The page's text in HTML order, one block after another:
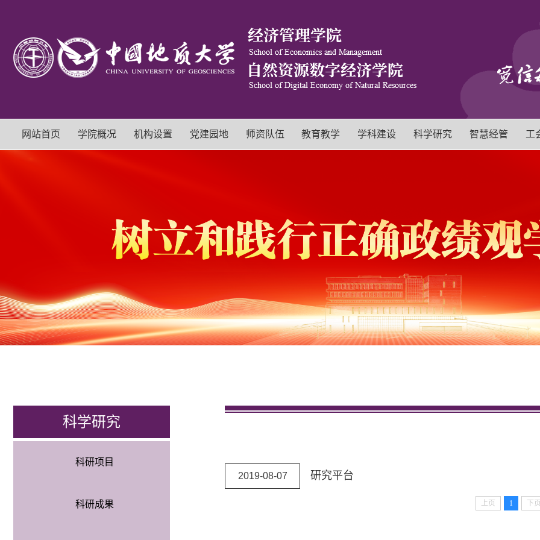
网站首页 学院概况 机构设置 党建园地 师资队伍 教育教学 学科建设 科学研究 智慧经管 工
科学研究
科研项目
科研成果
研究平台
2019-08-07
上页 1 下